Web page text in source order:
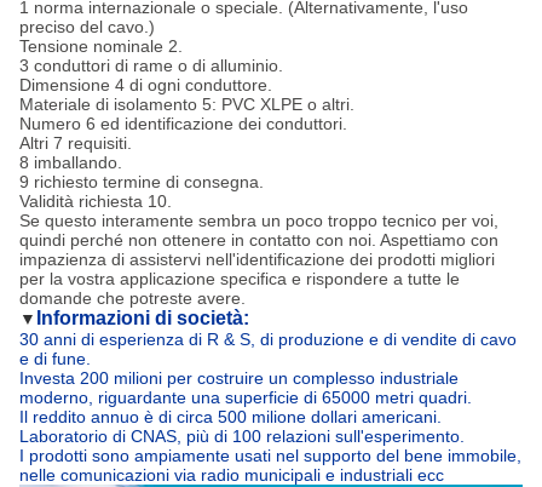
1 norma internazionale o speciale. (Alternativamente, l'uso
preciso del cavo.)
Tensione nominale 2.
3 conduttori di rame o di alluminio.
Dimensione 4 di ogni conduttore.
Materiale di isolamento 5: PVC XLPE o altri.
Numero 6 ed identificazione dei conduttori.
Altri 7 requisiti.
8 imballando.
9 richiesto termine di consegna.
Validità richiesta 10.
Se questo interamente sembra un poco troppo tecnico per voi,
quindi perché non ottenere in contatto con noi. Aspettiamo con
impazienza di assistervi nell'identificazione dei prodotti migliori
per la vostra applicazione specifica e rispondere a tutte le
domande che potreste avere.
▼ Informazioni di società:
30 anni di esperienza di R & S, di produzione e di vendite di cavo
e di fune.
Investa 200 milioni per costruire un complesso industriale
moderno, riguardante una superficie di 65000 metri quadri.
Il reddito annuo è di circa 500 milione dollari americani.
Laboratorio di CNAS, più di 100 relazioni sull'esperimento.
I prodotti sono ampiamente usati nel supporto del bene immobile,
nelle comunicazioni via radio municipali e industriali ecc